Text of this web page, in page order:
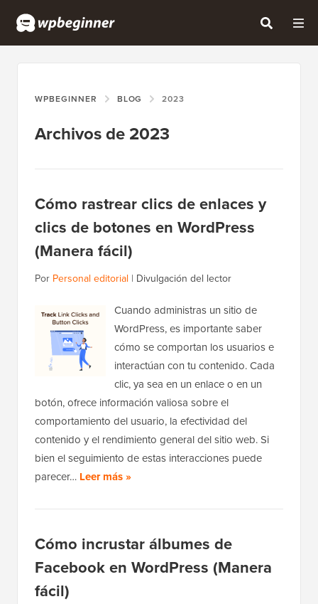
WPBEGINNER BLOG 2023
Archivos de 2023
Cómo rastrear clics de enlaces y
clics de botones en WordPress
(Manera fácil)
Por Personal editorial | Divulgación del lector
Cuando administras un sitio de
WordPress, es importante saber
cómo se comportan los usuarios e
interactúan con tu contenido. Cada
clic, ya sea en un enlace o en un
botón, ofrece información valiosa sobre el
comportamiento del usuario, la efectividad del
contenido y el rendimiento general del sitio web. Si
bien el seguimiento de estas interacciones puede
parecer… Leer más »
Cómo incrustar álbumes de
Facebook en WordPress (Manera
fácil)